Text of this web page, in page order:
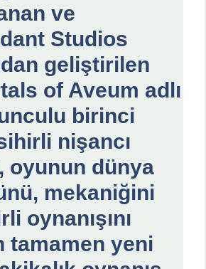
ve
Studios
geliştirilen
of Aveum adlı
birinci
nişancı
oyunun dünya
mekaniğini
oynanışını
tamamen yeni